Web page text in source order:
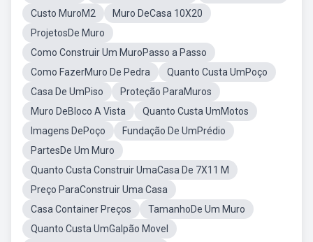
Custo MuroM2
Muro DeCasa 10X20
ProjetosDe Muro
Como Construir Um MuroPasso a Passo
Como FazerMuro De Pedra
Quanto Custa UmPoço
Casa De UmPiso
Proteção ParaMuros
Muro DeBloco A Vista
Quanto Custa UmMotos
Imagens DePoço
Fundação De UmPrédio
PartesDe Um Muro
Quanto Custa Construir UmaCasa De 7X11 M
Preço ParaConstruir Uma Casa
Casa Container Preços
TamanhoDe Um Muro
Quanto Custa UmGalpão Movel